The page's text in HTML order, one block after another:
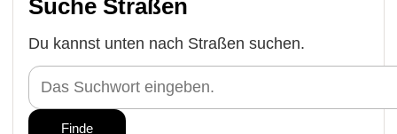
Suche Straßen
Du kannst unten nach Straßen suchen.